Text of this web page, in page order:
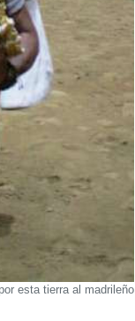
esta tierra al madrileño